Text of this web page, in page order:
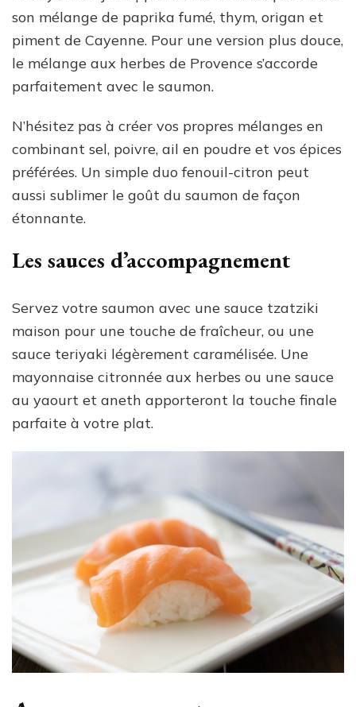
son mélange de paprika fumé, thym, origan et
piment de Cayenne. Pour une version plus douce,
le mélange aux herbes de Provence s’accorde
parfaitement avec le saumon.
N’hésitez pas à créer vos propres mélanges en
combinant sel, poivre, ail en poudre et vos épices
préférées. Un simple duo fenouil-citron peut
aussi sublimer le goût du saumon de façon
étonnante.
Les sauces d’accompagnement
Servez votre saumon avec une sauce tzatziki
maison pour une touche de fraîcheur, ou une
sauce teriyaki légèrement caramélisée. Une
mayonnaise citronnée aux herbes ou une sauce
au yaourt et aneth apporteront la touche finale
parfaite à votre plat.